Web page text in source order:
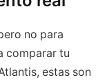
no para
comparar tu
estas son